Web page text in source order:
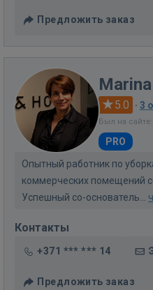
Предложить заказ
Marina
5.0 · 3
Был на
PRO
Опытный работник по
коммерческих помещений
Успешный со-основатель...
Контакты
+371 *** *** 14
Предложить заказ